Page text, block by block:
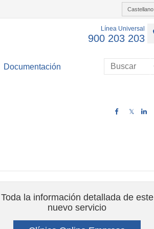
Castellano
Línea Universal
900 203 203
Documentación
𝕏
Toda la información detallada de este
nuevo servicio